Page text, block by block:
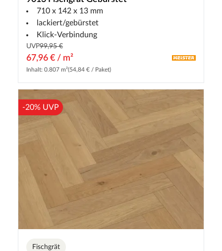
710 x 142 x 13 mm
lackiert/gebürstet
Klick-Verbindung
UVP99,95 €
67,96 € / m²
Inhalt: 0.807 m²(54,84 € / Paket)
-20% UVP
Fischgrät